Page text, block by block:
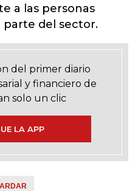
a las personas
del sector.
del primer diario
y financiero de
solo un clic
LA APP